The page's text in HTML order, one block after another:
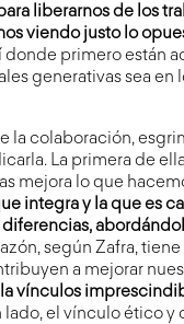
liberarnos de los
viendo justo lo
donde primero están
generativas sea en
la colaboración,
La primera de
mejora lo que
integra y la que es
según Zafra,
a mejorar
vínculos
lado, el vínculo ético y